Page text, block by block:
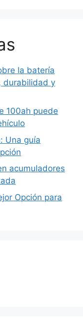
la batería
durabilidad y
100ah puede
Una guía
acumuladores
Opción para